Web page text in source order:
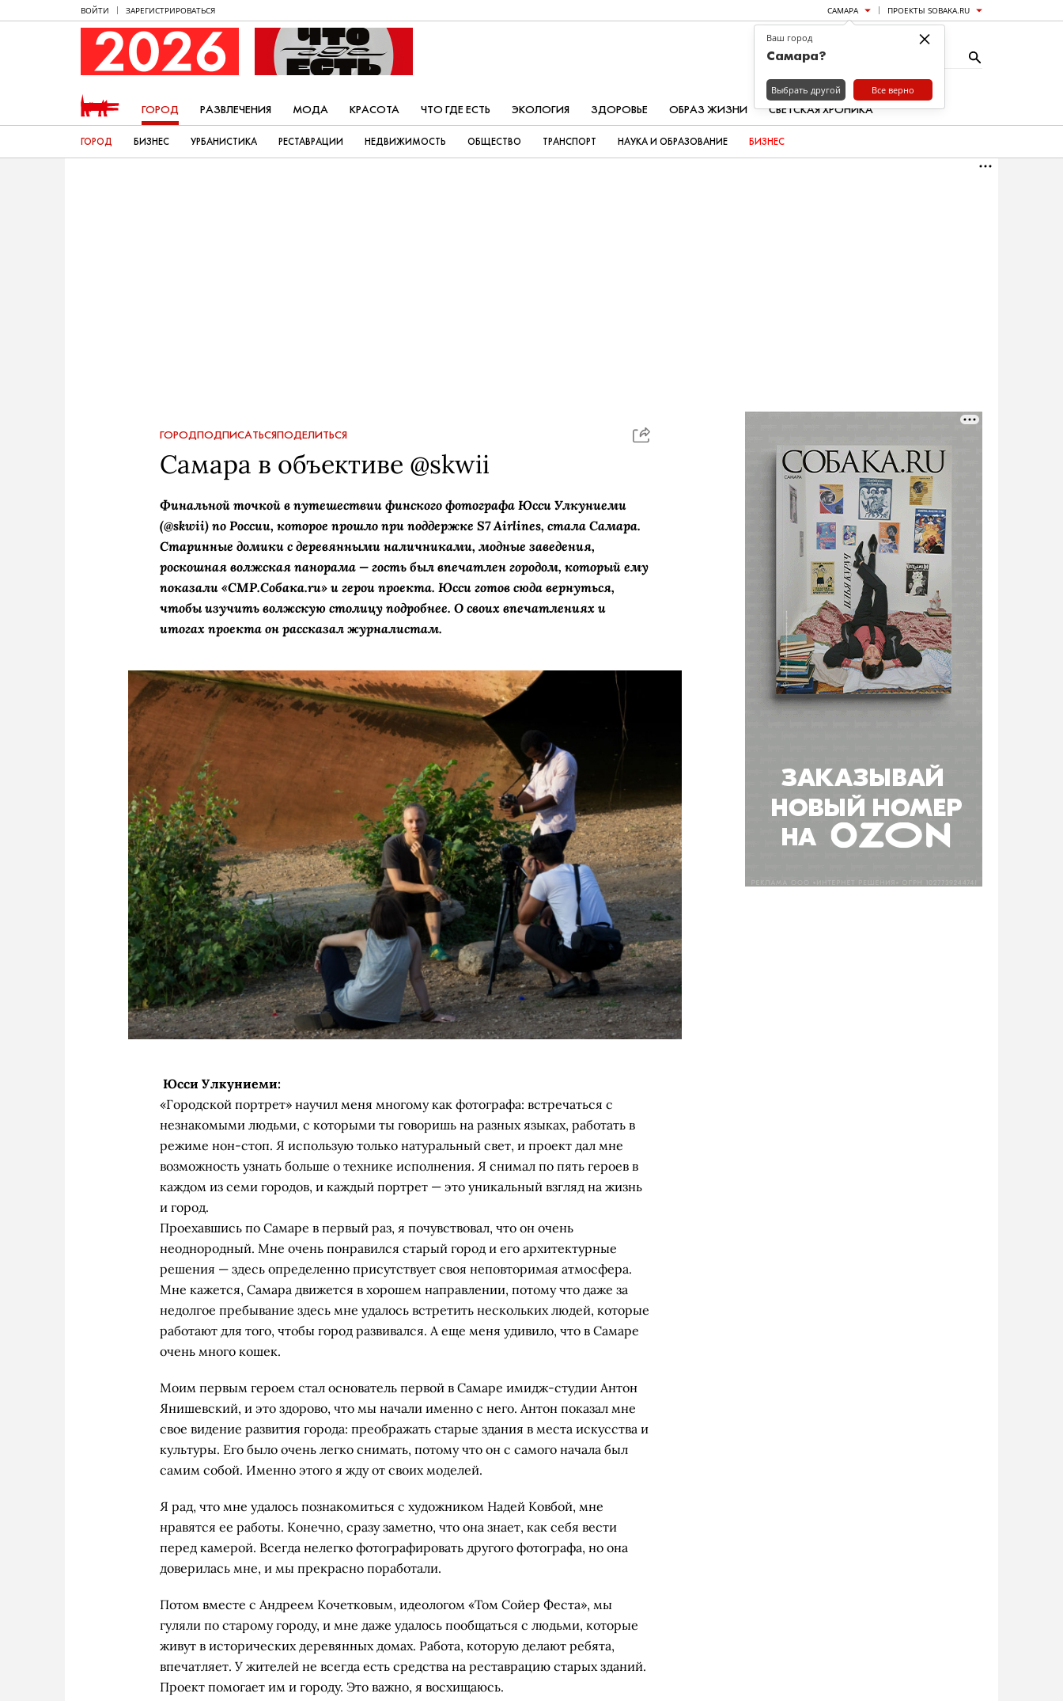
ВОЙТИ ЗАРЕГИСТРИРОВАТЬСЯ САМАРА ПРОЕКТЫ SOBAKA.RU
ГОРОД РАЗВЛЕЧЕНИЯ МОДА КРАСОТА ЧТО ГДЕ ЕСТЬ ЭКОЛОГИЯ ЗДОРОВЬЕ ОБРАЗ ЖИЗНИ СВЕТСКАЯ ХРОНИКА
ГОРОД БИЗНЕС УРБАНИСТИКА РЕСТАВРАЦИИ НЕДВИЖИМОСТЬ ОБЩЕСТВО ТРАНСПОРТ НАУКА И ОБРАЗОВАНИЕ БИЗНЕС
ГОРОДПОДПИСАТЬСЯПОДЕЛИТЬСЯ
Самара в объективе @skwii
Финальной точкой в путешествии финского фотографа Юсси Улкуниеми
(@skwii) по России, которое прошло при поддержке S7 Airlines, стала Самара.
Старинные домики с деревянными наличниками, модные заведения,
роскошная волжская панорама — гость был впечатлен городом, который ему
показали «СМР.Собака.ru» и герои проекта. Юсси готов сюда вернуться,
чтобы изучить волжскую столицу подробнее. О своих впечатлениях и
итогах проекта он рассказал журналистам.
Юсси Улкуниеми:
«Городской портрет» научил меня многому как фотографа: встречаться с
незнакомыми людьми, с которыми ты говоришь на разных языках, работать в
режиме нон-стоп. Я использую только натуральный свет, и проект дал мне
возможность узнать больше о технике исполнения. Я снимал по пять героев в
каждом из семи городов, и каждый портрет — это уникальный взгляд на жизнь
и город.
Проехавшись по Самаре в первый раз, я почувствовал, что он очень
неоднородный. Мне очень понравился старый город и его архитектурные
решения — здесь определенно присутствует своя неповторимая атмосфера.
Мне кажется, Самара движется в хорошем направлении, потому что даже за
недолгое пребывание здесь мне удалось встретить нескольких людей, которые
работают для того, чтобы город развивался. А еще меня удивило, что в Самаре
очень много кошек.
Моим первым героем стал основатель первой в Самаре имидж-студии Антон
Янишевский, и это здорово, что мы начали именно с него. Антон показал мне
свое видение развития города: преображать старые здания в места искусства и
культуры. Его было очень легко снимать, потому что он с самого начала был
самим собой. Именно этого я жду от своих моделей.
Я рад, что мне удалось познакомиться с художником Надей Ковбой, мне
нравятся ее работы. Конечно, сразу заметно, что она знает, как себя вести
перед камерой. Всегда нелегко фотографировать другого фотографа, но она
доверилась мне, и мы прекрасно поработали.
Потом вместе с Андреем Кочетковым, идеологом «Том Сойер Феста», мы
гуляли по старому городу, и мне даже удалось пообщаться с людьми, которые
живут в исторических деревянных домах. Работа, которую делают ребята,
впечатляет. У жителей не всегда есть средства на реставрацию старых зданий.
Проект помогает им и городу. Это важно, я восхищаюсь.
×
Ваш город
Самара?
Выбрать другой Все верно